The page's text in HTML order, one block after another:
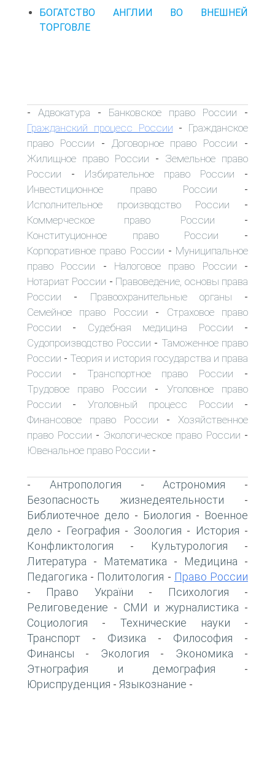
БОГАТСТВО АНГЛИИ ВО ВНЕШНЕЙ
ТОРГОВЛЕ
- Адвокатура - Банковское право России -
Гражданский процесс России - Гражданское
право России - Договорное право России -
Жилищное право России - Земельное право
России - Избирательное право России -
Инвестиционное право России -
Исполнительное производство России -
Коммерческое право России -
Конституционное право России -
Корпоративное право России - Муниципальное
право России - Налоговое право России -
Нотариат России - Правоведение, основы права
России - Правоохранительные органы -
Семейное право России - Страховое право
России - Судебная медицина России -
Судопроизводство России - Таможенное право
России - Теория и история государства и права
России - Транспортное право России -
Трудовое право России - Уголовное право
России - Уголовный процесс России -
Финансовое право России - Хозяйственное
право России - Экологическое право России -
Ювенальное право России -
- Антропология -Астрономия -
Безопасность жизнедеятельности -
Библиотечное дело - Биология - Военное
дело - География - Зоология - История -
Конфликтология - Культурология -
Литература - Математика - Медицина -
Педагогика - Политология - Право России
- Право України - Психология -
Религоведение - СМИ и журналистика -
Социология - Технические науки -
Транспорт - Физика - Философия -
Финансы - Экология - Экономика -
Этнография и демография -
Юриспруденция - Языкознание -